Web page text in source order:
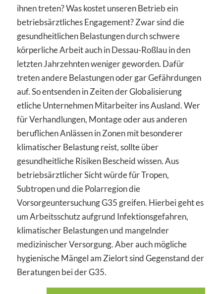
ihnen treten? Was kostet unseren Betrieb ein
betriebsärztliches Engagement? Zwar sind die
gesundheitlichen Belastungen durch schwere
körperliche Arbeit auch in Dessau-Roßlau in den
letzten Jahrzehnten weniger geworden. Dafür
treten andere Belastungen oder gar Gefährdungen
auf. So entsenden in Zeiten der Globalisierung
etliche Unternehmen Mitarbeiter ins Ausland. Wer
für Verhandlungen, Montage oder aus anderen
beruflichen Anlässen in Zonen mit besonderer
klimatischer Belastung reist, sollte über
gesundheitliche Risiken Bescheid wissen. Aus
betriebsärztlicher Sicht würde für Tropen,
Subtropen und die Polarregion die
Vorsorgeuntersuchung G35 greifen. Hierbei geht es
um Arbeitsschutz aufgrund Infektionsgefahren,
klimatischer Belastungen und mangelnder
medizinischer Versorgung. Aber auch mögliche
hygienische Mängel am Zielort sind Gegenstand der
Beratungen bei der G35.